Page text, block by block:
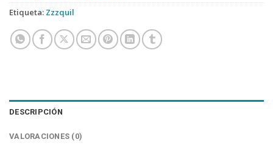
Etiqueta: Zzzquil
DESCRIPCIÓN
VALORACIONES (0)